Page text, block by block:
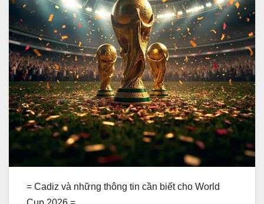
= Cadiz và những thông tin cần biết cho World